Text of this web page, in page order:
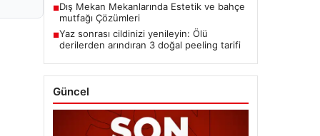
■Dış Mekan Mekanlarında Estetik ve bahçe
mutfağı Çözümleri
■Yaz sonrası cildinizi yenileyin: Ölü
derilerden arındıran 3 doğal peeling tarifi
Güncel